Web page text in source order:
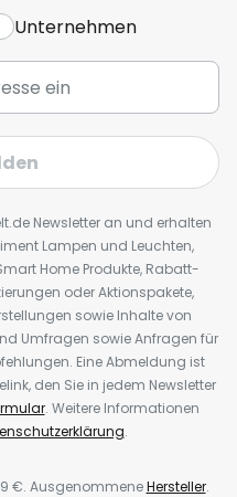
Unternehmen
Newsletter an und erhalten
Lampen und Leuchten,
Home Produkte, Rabatt-
oder Aktionspakete,
sowie Inhalte von
Umfragen sowie Anfragen für
Eine Abmeldung ist
den Sie in jedem Newsletter
. Weitere Informationen
.
€. AusgenommeneHersteller.